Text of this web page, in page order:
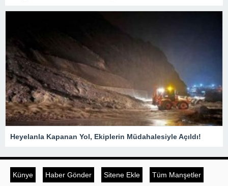
Heyelanla Kapanan Yol, Ekiplerin Müdahalesiyle Açıldı!
Künye Haber Gönder Sitene Ekle Tüm Manşetler